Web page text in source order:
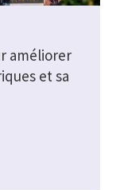
améliorer
et sa